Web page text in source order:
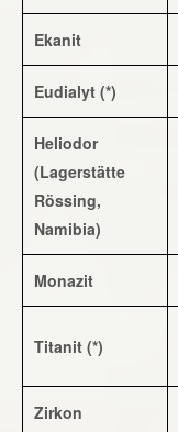
Ekanit
Eudialyt (*)
Heliodor
(Lagerstätte
Rössing,
Namibia)
Monazit
Titanit (*)
Zirkon